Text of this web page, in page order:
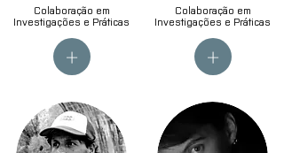
Colaboração em
Investigações e Práticas
+
Colaboração em
Investigações e Práticas
+